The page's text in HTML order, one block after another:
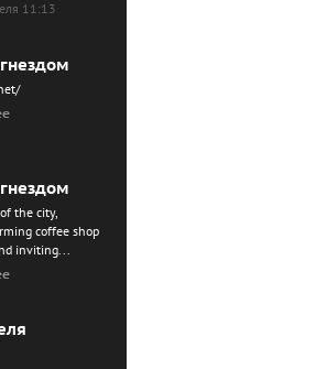
11:13
the city,
coffee shop
inviting...